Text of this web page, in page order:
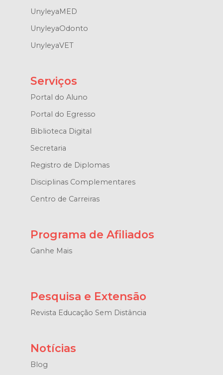
UnyleyaMED
UnyleyaOdonto
UnyleyaVET
Serviços
Portal do Aluno
Portal do Egresso
Biblioteca Digital
Secretaria
Registro de Diplomas
Disciplinas Complementares
Centro de Carreiras
Programa de Afiliados
Ganhe Mais
Pesquisa e Extensão
Revista Educação Sem Distância
Notícias
Blog